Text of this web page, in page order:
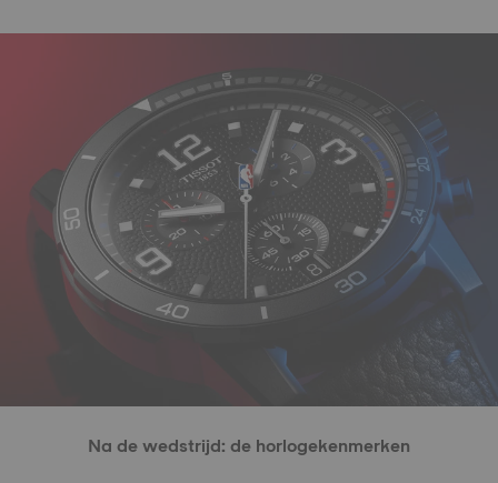
Na de wedstrijd: de horlogekenmerken